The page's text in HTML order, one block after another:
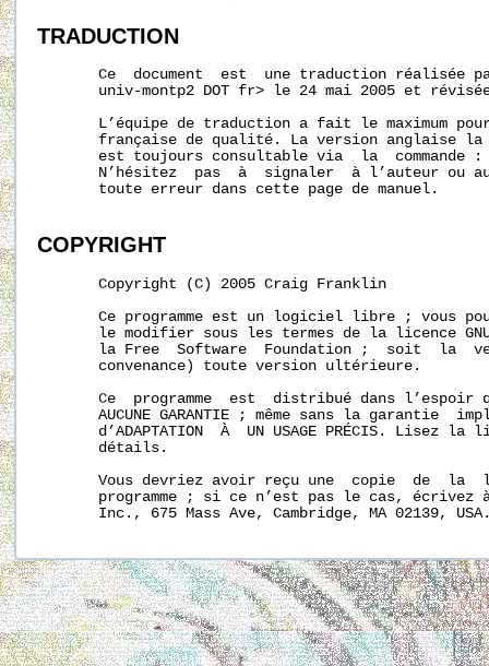
TRADUCTION
Ce  document  est  une traduction réalisée
univ-montp2 DOT fr> le 24 mai 2005 et
L’équipe de traduction a fait le maximum
française de qualité. La version anglaise
est toujours consultable via  la  commande
N’hésitez  pas  à  signaler  à l’auteur ou
       toute erreur dans cette page de manuel.
COPYRIGHT
       Copyright (C) 2005 Craig Franklin
Ce programme est un logiciel libre ; vous
le modifier sous les termes de la licence
la Free  Software  Foundation ;  soit  la
       convenance) toute version ultérieure.
Ce  programme  est  distribué dans l’espoir
AUCUNE GARANTIE ; même sans la garantie
d’ADAPTATION  À  UN USAGE PRÉCIS. Lisez la
       détails.
Vous devriez avoir reçu une  copie  de  la
programme ; si ce n’est pas le cas, écrivez